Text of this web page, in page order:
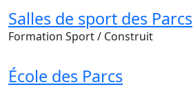
Salles de sport des Parcs
Formation Sport/ Construit
École des Parcs